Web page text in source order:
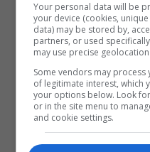
Your personal data will be
your device (cookies,
data) may be stored by,
partners, or used
may use precise
Some vendors may
of legitimate interest, which
your options below. Look
or in the site menu to
and cookie settings.